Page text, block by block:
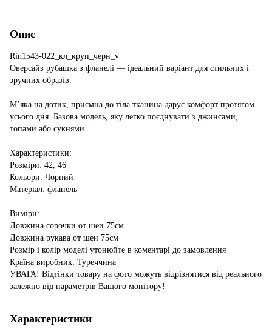
Опис
Rin1543-022_кл_круп_черн_v
Оверсайз рубашка з фланелі — ідеальний варіант для стильних і
зручних образів.
М’яка на дотик, приємна до тіла тканина дарує комфорт протягом
усього дня. Базова модель, яку легко поєднувати з джинсами,
топами або сукнями.
Характеристики:
Розміри: 42, 46
Кольори: Чорний
Матеріал: фланель
Виміри:
Довжина сорочки от шеи 75см
Довжина рукава от шеи 75см
Розмір і колір моделі утонюйте в коментарі до замовлення
Країна виробник: Туреччина
УВАГА! Відтінки товару на фото можуть відрізнятися від реального
залежно від параметрів Вашого монітору!
Характеристики